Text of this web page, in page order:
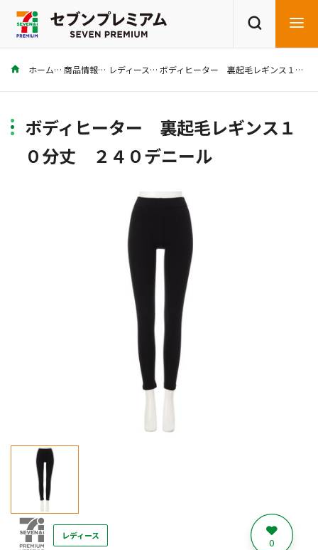
商品を探す レシピを探す
ホーム 商品情報 レディース ボディヒーター 裏起毛レギンス１０分丈 ２４０デニール
ボディヒーター 裏起毛レギンス１
０分丈 ２４０デニール
レディース 0